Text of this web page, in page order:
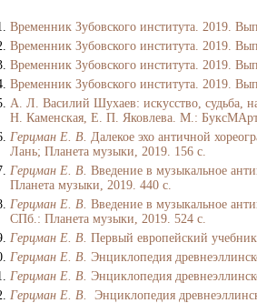
Временник Зубовского института. 2019.
Временник Зубовского института. 2019.
Временник Зубовского института. 2019.
Временник Зубовского института. 2019.
А. Л. Василий Шухаев: искусство, судьба,
Н. Каменская, Е. П. Яковлева. М.:
Герцман Е. В.Далекое эхо античной
Лань; Планета музыки, 2019. 156 с.
Герцман Е. В. Введение в музыкальное
Планета музыки, 2019. 440 с.
Герцман Е. В. Введение в музыкальное
СПб.: Планета музыки, 2019. 524 с.
Герцман Е. В. Первый европейский
Герцман Е. В. Энциклопедия
Герцман Е. В. Энциклопедия
Герцман Е. В.
Энциклопедия